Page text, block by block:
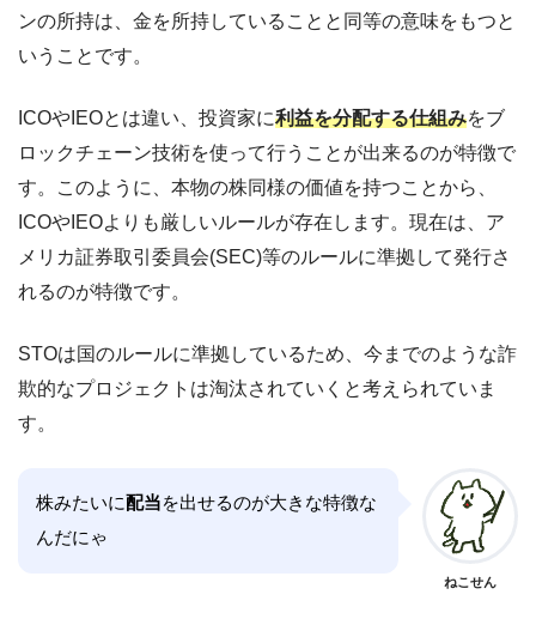
ンの所持は、金を所持していることと同等の意味をもつと
いうことです。
ICOやIEOとは違い、投資家に利益を分配する仕組みをブ
ロックチェーン技術を使って行うことが出来るのが特徴で
す。このように、本物の株同様の価値を持つことから、
ICOやIEOよりも厳しいルールが存在します。現在は、ア
メリカ証券取引委員会(SEC)等のルールに準拠して発行さ
れるのが特徴です。
STOは国のルールに準拠しているため、今までのような詐
欺的なプロジェクトは淘汰されていくと考えられていま
す。
株みたいに配当を出せるのが大きな特徴な
んだにゃ
ねこせん